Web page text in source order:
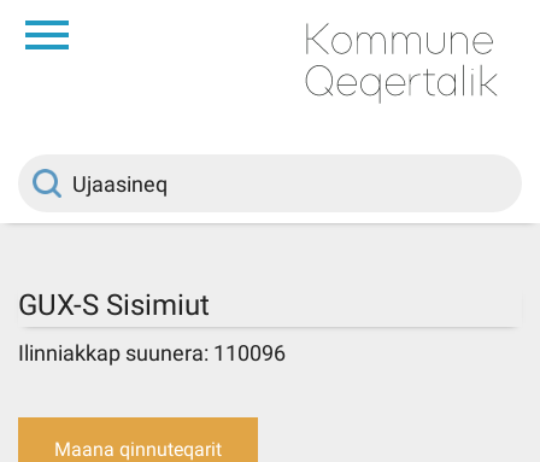
Innuttaasunut
Kommuni pillugu
GUX-S Sisimiut
Ilinniakkap suunera: 110096
Maana qinnuteqarit